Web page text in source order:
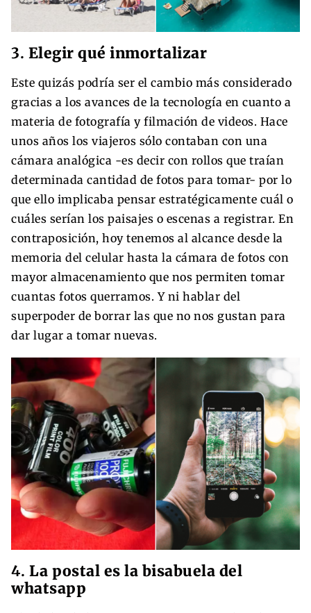
3. Elegir qué inmortalizar
Este quizás podría ser el cambio más considerado
gracias a los avances de la tecnología en cuanto a
materia de fotografía y filmación de videos. Hace
unos años los viajeros sólo contaban con una
cámara analógica -es decir con rollos que traían
determinada cantidad de fotos para tomar- por lo
que ello implicaba pensar estratégicamente cuál o
cuáles serían los paisajes o escenas a registrar. En
contraposición, hoy tenemos al alcance desde la
memoria del celular hasta la cámara de fotos con
mayor almacenamiento que nos permiten tomar
cuantas fotos querramos. Y ni hablar del
superpoder de borrar las que no nos gustan para
dar lugar a tomar nuevas.
4. La postal es la bisabuela del
whatsapp